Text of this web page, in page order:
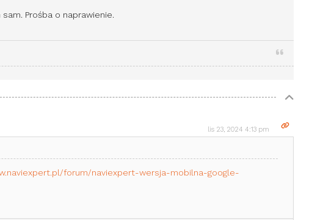
Prośba o naprawienie.
lis 23, 2024 4:13 pm
forum/naviexpert-wersja-mobilna-google-